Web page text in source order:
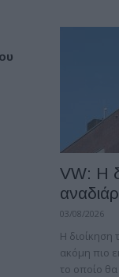
VW: Η
03/08/2026
Η διοίκηση
ακόμη πιο
το οποίο